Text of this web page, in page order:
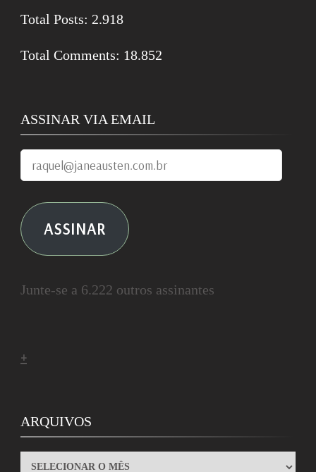
Total Posts: 2.918
Total Comments: 18.852
ASSINAR VIA EMAIL
raquel@janeausten.com.br
ASSINAR
Junte-se a 6.222 outros assinantes
+
ARQUIVOS
ARQUIVOS